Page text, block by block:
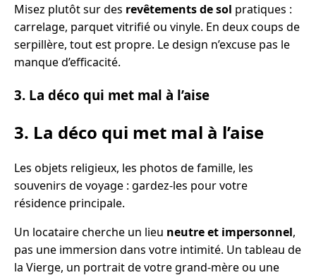
Misez plutôt sur des revêtements de sol pratiques :
carrelage, parquet vitrifié ou vinyle. En deux coups de
serpillère, tout est propre. Le design n’excuse pas le
manque d’efficacité.
3. La déco qui met mal à l’aise
3. La déco qui met mal à l’aise
Les objets religieux, les photos de famille, les
souvenirs de voyage : gardez-les pour votre
résidence principale.
Un locataire cherche un lieu neutre et impersonnel,
pas une immersion dans votre intimité. Un tableau de
la Vierge, un portrait de votre grand-mère ou une